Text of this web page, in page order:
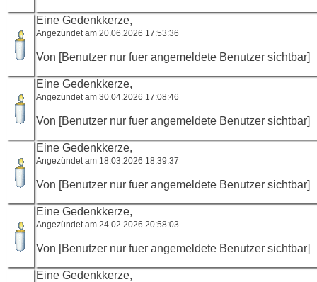
Eine Gedenkkerze,
Angezündet am 20.06.2026 17:53:36
Von [Benutzer nur fuer angemeldete Benutzer sichtbar]
Eine Gedenkkerze,
Angezündet am 30.04.2026 17:08:46
Von [Benutzer nur fuer angemeldete Benutzer sichtbar]
Eine Gedenkkerze,
Angezündet am 18.03.2026 18:39:37
Von [Benutzer nur fuer angemeldete Benutzer sichtbar]
Eine Gedenkkerze,
Angezündet am 24.02.2026 20:58:03
Von [Benutzer nur fuer angemeldete Benutzer sichtbar]
Eine Gedenkkerze,